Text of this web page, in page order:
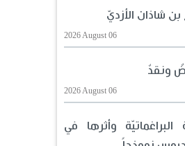
بن شاذان الأزديّ
2026 August 06
ونقدٌ
2026 August 06
وأثرها في